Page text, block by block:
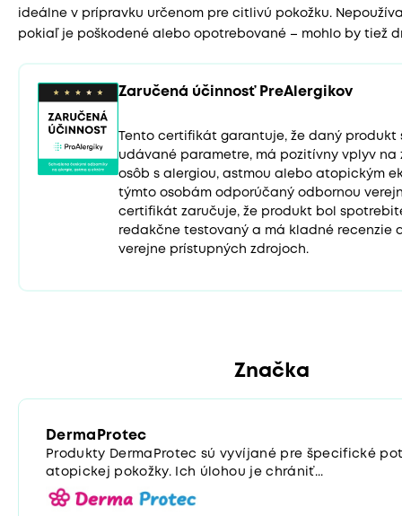
ideálne v prípravku určenom pre citlivú pokožku.
pokiaľ je poškodené alebo opotrebované – mohlo by tiež
Zaručená účinnosť PreAlergikov
Tento certifikát garantuje, že daný produkt
udávané parametre, má pozitívny vplyv na
osôb s alergiou, astmou alebo atopickým
týmto osobám odporúčaný odbornou
certifikát zaručuje, že produkt bol
redakčne testovaný a má kladné recenzie
verejne prístupných zdrojoch.
Značka
DermaProtec
Produkty DermaProtec sú vyvíjané pre špecifické
atopickej pokožky. Ich úlohou je chrániť...